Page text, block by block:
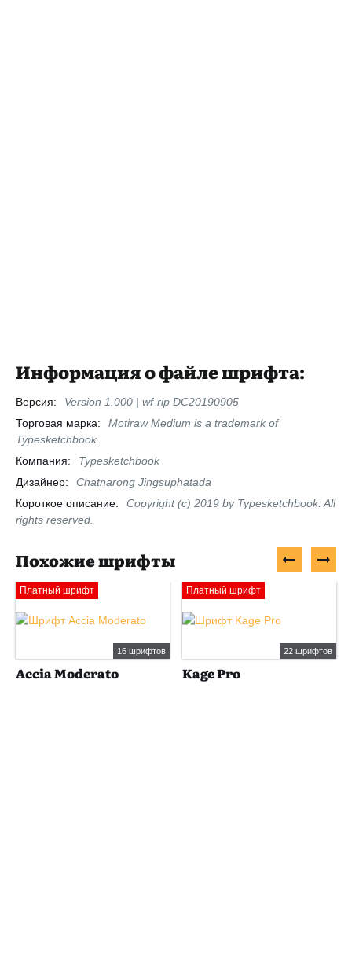
Информация о файле шрифта:
Версия:
Version 1.000 | wf-rip DC20190905
Торговая марка:
Motiraw Medium is a trademark of
Typesketchbook.
Компания:
Typesketchbook
Дизайнер:
Chatnarong Jingsuphatada
Короткое описание:
Copyright (c) 2019 by Typesketchbook. All
rights reserved.
Похожие шрифты
Платный шрифт
16 шрифтов
Accia Moderato
Платный шрифт
22 шрифтов
Kage Pro